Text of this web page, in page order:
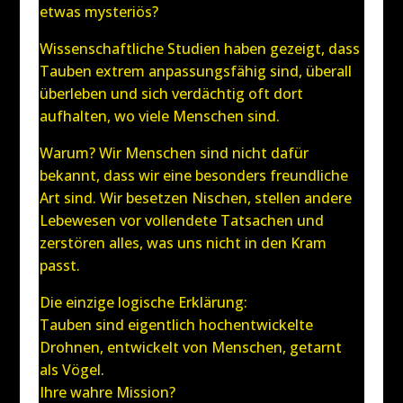
etwas mysteriös?
Wissenschaftliche Studien haben gezeigt, dass
Tauben extrem anpassungsfähig sind, überall
überleben und sich verdächtig oft dort
aufhalten, wo viele Menschen sind.
Warum? Wir Menschen sind nicht dafür
bekannt, dass wir eine besonders freundliche
Art sind. Wir besetzen Nischen, stellen andere
Lebewesen vor vollendete Tatsachen und
zerstören alles, was uns nicht in den Kram
passt.
Die einzige logische Erklärung:
Tauben sind eigentlich hochentwickelte
Drohnen, entwickelt von Menschen, getarnt
als Vögel.
Ihre wahre Mission?